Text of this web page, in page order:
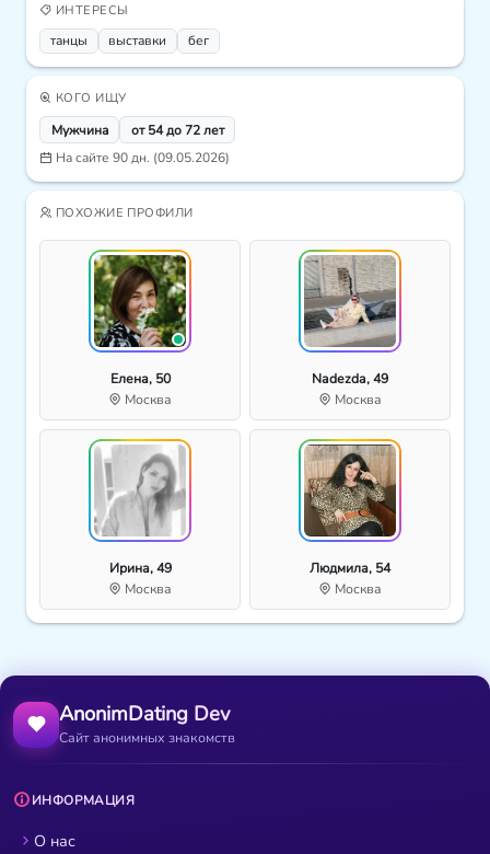
ИНТЕРЕСЫ
танцы выставки бег
КОГО ИЩУ
Мужчина
от 54 до 72 лет
На сайте 90 дн. (09.05.2026)
ПОХОЖИЕ ПРОФИЛИ
Елена, 50
Москва
Nadezda, 49
Москва
Ирина, 49
Москва
Людмила, 54
Москва
AnonimDating Dev
Сайт анонимных знакомств
ИНФОРМАЦИЯ
О нас